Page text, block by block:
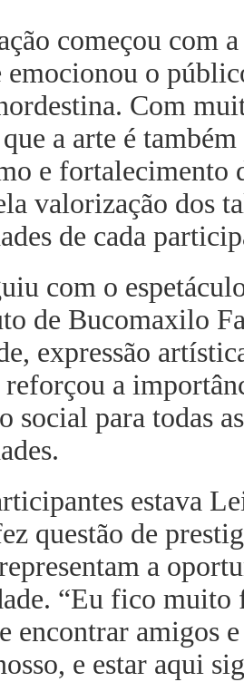
começou com
o
Com
a arte é
e fortalecimento
valorização dos
de cada
com o
de Bucomaxilo
expressão
reforçou a
social para todas
estava
questão de
a
“Eu fico
encontrar amigos
e estar aqui